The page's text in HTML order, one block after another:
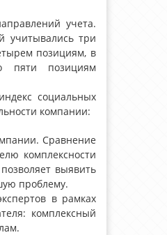
учета.
учитывались три
позициям, в
пяти позициям
социальных
компании:
Сравнение
комплексности
выявить
проблему.
в рамках
комплексный